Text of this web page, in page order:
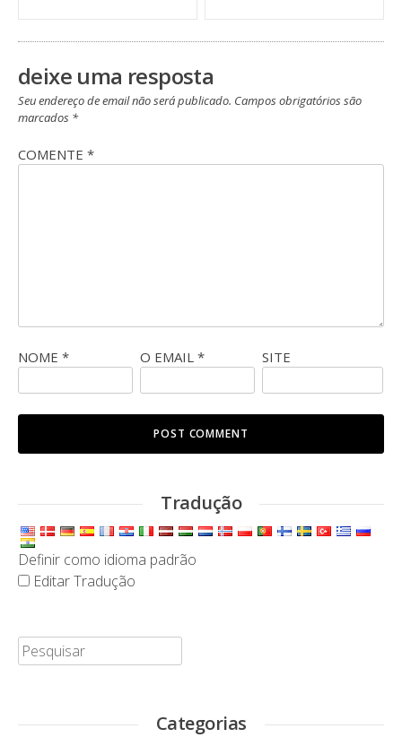
post
deixe uma resposta
Seu endereço de email não será publicado. Campos obrigatórios são
marcados *
COMENTE *
NOME * O EMAIL * SITE
Tradução
Definir como idioma padrão
Editar Tradução
Pesquisar:
Categorias